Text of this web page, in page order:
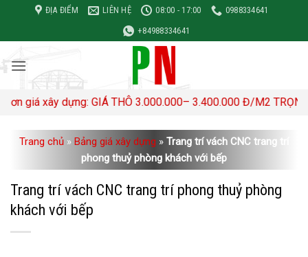
nội
dung
ĐỊA ĐIỂM LIÊN HỆ 08:00 - 17:00
0988334641
+84988334641
GIÁ THÔ 3.000.000– 3.400.000 Đ/M2 TRỌN GÓI
Trang chủ » Bảng giá xây dựng » Trang trí vách CNC trang trí
phong thuỷ phòng khách với bếp
Trang trí vách CNC trang trí phong thuỷ phòng
khách với bếp